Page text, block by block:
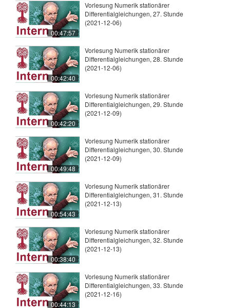
00:47:57
Vorlesung Numerik stationärer
Differentialgleichungen, 27. Stunde
(2021-12-06)
00:42:40
Vorlesung Numerik stationärer
Differentialgleichungen, 28. Stunde
(2021-12-06)
00:42:20
Vorlesung Numerik stationärer
Differentialgleichungen, 29. Stunde
(2021-12-09)
00:49:48
Vorlesung Numerik stationärer
Differentialgleichungen, 30. Stunde
(2021-12-09)
00:54:43
Vorlesung Numerik stationärer
Differentialgleichungen, 31. Stunde
(2021-12-13)
00:38:40
Vorlesung Numerik stationärer
Differentialgleichungen, 32. Stunde
(2021-12-13)
00:44:13
Vorlesung Numerik stationärer
Differentialgleichungen, 33. Stunde
(2021-12-16)